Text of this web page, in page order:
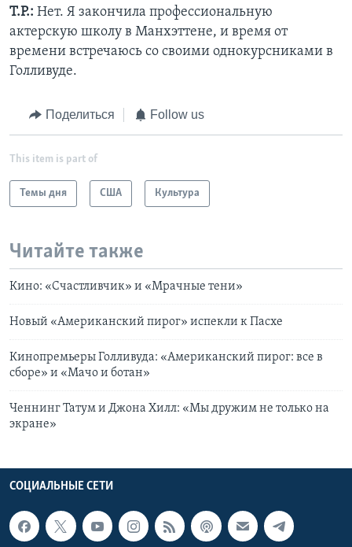
Т.Р.: Нет. Я закончила профессиональную
актерскую школу в Манхэттене, и время от
времени встречаюсь со своими однокурсниками в
Голливуде.
Поделиться Follow us
This item is part of
Темы дня США Культура
Читайте также
Кино: «Счастливчик» и «Мрачные тени»
Новый «Американский пирог» испекли к Пасхе
Кинопремьеры Голливуда: «Американский пирог: все в
сборе» и «Мачо и ботан»
Ченнинг Татум и Джона Хилл: «Мы дружим не только на
экране»
СОЦИАЛЬНЫЕ СЕТИ